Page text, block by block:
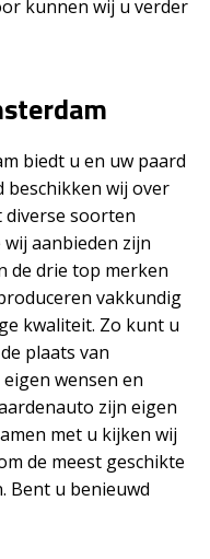
kunnen wij u verder
biedt u en uw paard
beschikken wij over
soorten
aanbieden zijn
de drie top merken
vakkundig
kwaliteit. Zo kunt u
plaats van
wensen en
zijn eigen
met u kijken wij
de meest geschikte
Bent u benieuwd